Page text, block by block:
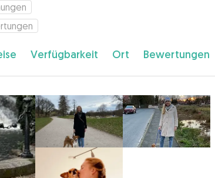
Verfügbarkeit Ort Bewertungen